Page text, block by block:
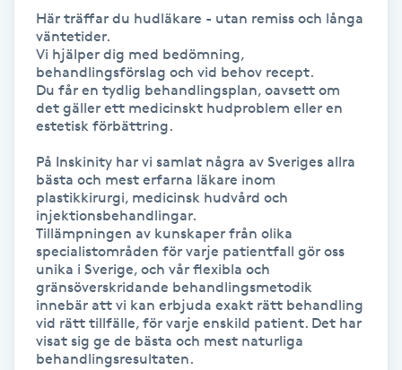
Kinesisk medicin
Kiropraktik
Klangmassage
Klippning
Klippning & Slingor
Klippning ungdom
Koppningsmassage
Kosmetisk tatuering
Här träffar du hudläkare - utan remiss och långa
väntetider.
Vi hjälper dig med bedömning,
behandlingsförslag och vid behov recept.
Du får en tydlig behandlingsplan, oavsett om
det gäller ett medicinskt hudproblem eller en
estetisk förbättring.
På Inskinity har vi samlat några av Sveriges allra
bästa och mest erfarna läkare inom
plastikkirurgi, medicinsk hudvård och
injektionsbehandlingar.
Tillämpningen av kunskaper från olika
specialistområden för varje patientfall gör oss
unika i Sverige, och vår flexibla och
gränsöverskridande behandlingsmetodik
innebär att vi kan erbjuda exakt rätt behandling
vid rätt tillfälle, för varje enskild patient. Det har
visat sig ge de bästa och mest naturliga
behandlingsresultaten.